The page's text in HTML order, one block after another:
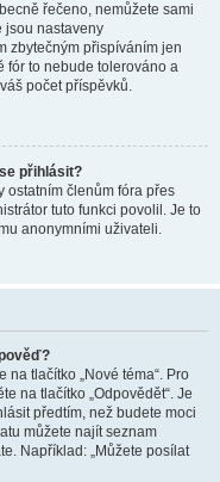
řečeno, nemůžete sami
jsou nastaveny
zbytečným přispíváním jen
fór to nebude tolerováno a
počet příspěvků.
přihlásit?
ostatním členům fóra přes
tuto funkci povolil. Je to
anonymními uživateli.
na tlačítko „Nové téma“. Pro
na tlačítko „Odpovědět“. Je
předtím, než budete moci
můžete najít seznam
Například: „Můžete posílat